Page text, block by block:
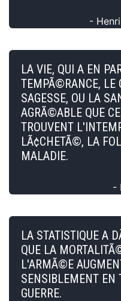
-
LA VIE, QUI A EN
TEMPÃ©RANCE, LE
SAGESSE, OU LA
AGRÃ©ABLE QUE
TROUVENT
LÃ¢CHETÃ©, LA
MALADIE.
-
LA STATISTIQUE A
QUE LA
L'ARMÃ©E
SENSIBLEMENT EN
GUERRE.